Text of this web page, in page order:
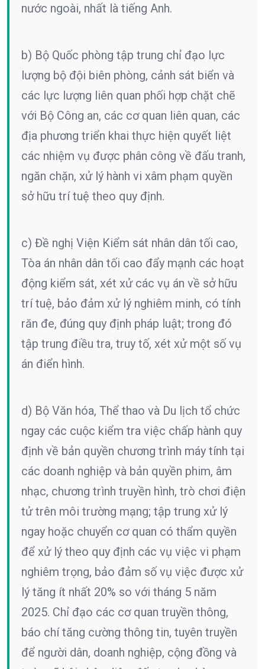
nước ngoài, nhất là tiếng Anh.
b) Bộ Quốc phòng tập trung chỉ đạo lực
lượng bộ đội biên phòng, cảnh sát biển và
các lực lượng liên quan phối hợp chặt chẽ
với Bộ Công an, các cơ quan liên quan, các
địa phương triển khai thực hiện quyết liệt
các nhiệm vụ được phân công về đấu tranh,
ngăn chặn, xử lý hành vi xâm phạm quyền
sở hữu trí tuệ theo quy định.
c) Đề nghị Viện Kiểm sát nhân dân tối cao,
Tòa án nhân dân tối cao đẩy mạnh các hoạt
động kiểm sát, xét xử các vụ án về sở hữu
trí tuệ, bảo đảm xử lý nghiêm minh, có tính
răn đe, đúng quy định pháp luật; trong đó
tập trung điều tra, truy tố, xét xử một số vụ
án điển hình.
d) Bộ Văn hóa, Thể thao và Du lịch tổ chức
ngay các cuộc kiểm tra việc chấp hành quy
định về bản quyền chương trình máy tính tại
các doanh nghiệp và bản quyền phim, âm
nhạc, chương trình truyền hình, trò chơi điện
tử trên môi trường mạng; tập trung xử lý
ngay hoặc chuyển cơ quan có thẩm quyền
để xử lý theo quy định các vụ việc vi phạm
nghiêm trọng, bảo đảm số vụ việc được xử
lý tăng ít nhất 20% so với tháng 5 năm
2025. Chỉ đạo các cơ quan truyền thông,
báo chí tăng cường thông tin, tuyên truyền
để người dân, doanh nghiệp, cộng đồng và